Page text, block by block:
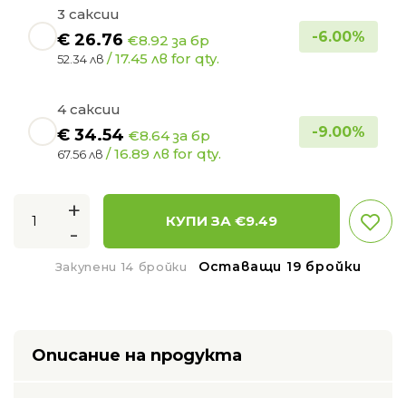
3 саксии
€ 26.76 €8.92 за бр
52.34 лв / 17.45 лв for qty.
-6.00%
4 саксии
€ 34.54 €8.64 за бр
67.56 лв / 16.89 лв for qty.
-9.00%
+
-
КУПИ ЗА €9.49
Закупени 14 бройки Оставащи 19 бройки
Описание на продукта